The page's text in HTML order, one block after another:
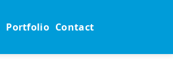
Portfolio Contact